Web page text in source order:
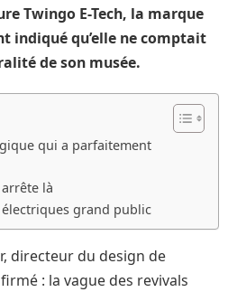
Twingo E-Tech, la marque
indiqué qu’elle ne comptait
de son musée.
qui a parfaitement
là
grand public
directeur du design de
: la vague des revivals